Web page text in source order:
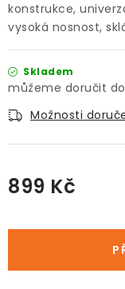
konstrukce,
vysoká nosnost,
Skladem
Možnosti
899 Kč